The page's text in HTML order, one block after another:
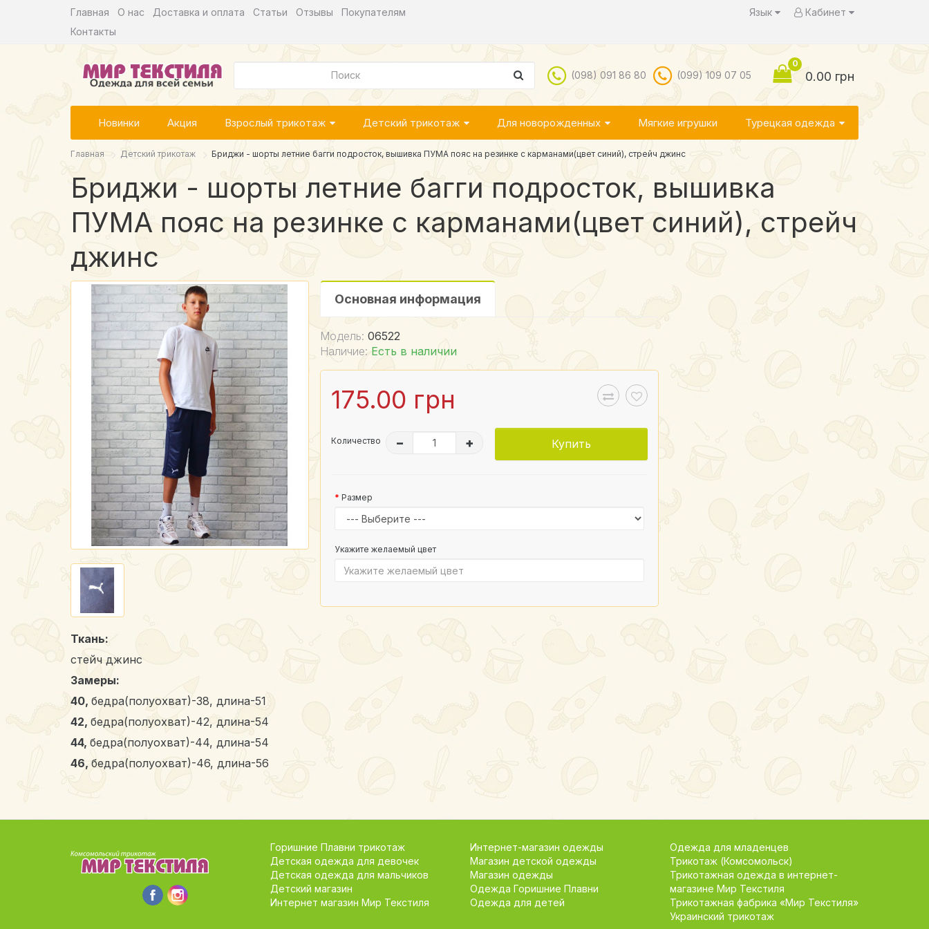
Главная О нас Доставка и оплата Статьи Отзывы
Покупателям
Контакты
Язык Кабинет
(098) 091 86 80 (099) 109 07 05
0
0.00 грн
Новинки Акция Взрослый трикотаж Детский трикотаж Для новорожденных Мягкие игрушки Турецкая одежда
Главная Детский трикотаж Бриджи - шорты летние багги подросток, вышивка ПУМА пояс на резинке с карманами(цвет синий), стрейч джинс
Бриджи - шорты летние багги подросток, вышивка
ПУМА пояс на резинке с карманами(цвет синий), стрейч
джинс
Основная информация
Модель: 06522
Наличие: Есть в наличии
175.00 грн
Количество – + Купить
Размер
Укажите желаемый цвет
Ткань:
стейч джинс
Замеры:
40, бедра(полуохват)-38, длина-51
42, бедра(полуохват)-42, длина-54
44, бедра(полуохват)-44, длина-54
46, бедра(полуохват)-46, длина-56
Горишние Плавни трикотаж
Детская одежда для девочек
Детская одежда для мальчиков
Детский магазин
Интернет магазин Мир Текстиля
Интернет-магазин одежды
Магазин детской одежды
Магазин одежды
Одежда Горишние Плавни
Одежда для детей
Одежда для младенцев
Трикотаж (Комсомольск)
Трикотажная одежда в интернет-
магазине Мир Текстиля
Трикотажная фабрика «Мир Текстиля»
Украинский трикотаж